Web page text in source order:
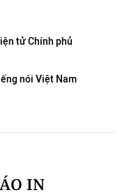
tử Chính phủ
nói Việt Nam
IN